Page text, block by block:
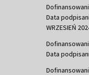
Data
WRZESIEŃ
Data